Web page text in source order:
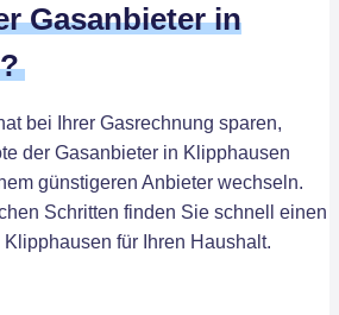
Gasanbieter in
bei Ihrer Gasrechnung sparen,
der Gasanbieter in Klipphausen
günstigeren Anbieter wechseln.
Schritten finden Sie schnell einen
für Ihren Haushalt.